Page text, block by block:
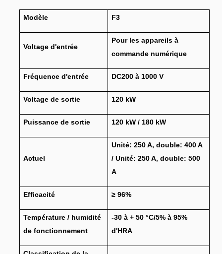
Modèle F3
Voltage d'entrée
Pour les appareils à
commande numérique
Fréquence d'entrée DC200 à 1000 V
Voltage de sortie 120 kW
Puissance de sortie 120 kW / 180 kW
Actuel
Unité: 250 A, double: 400 A
/ Unité: 250 A, double: 500
A
Efficacité ≥ 96%
Température / humidité
de fonctionnement
-30 à + 50 °C/5% à 95%
d'HRA